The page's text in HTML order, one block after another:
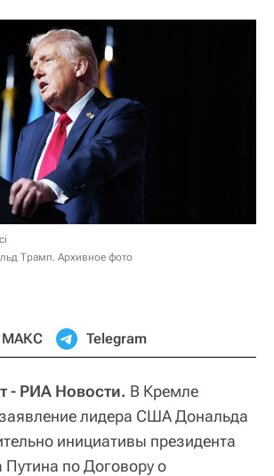
Трамп. Архивное фото
МАКС Telegram
- РИА Новости. В Кремле
лидера США Дональда
инициативы президента
по Договору о